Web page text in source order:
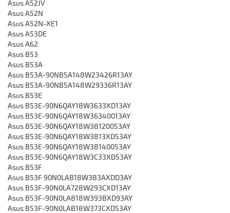
Asus A52JV
Asus A52N
Asus A52N-XE1
Asus A53DE
Asus A62
Asus B53
Asus B53A
Asus B53A-90NB5A148W23426R13AY
Asus B53A-90NB5A148W29336R13AY
Asus B53E
Asus B53E-90N6QAY18W3633XD13AY
Asus B53E-90N6QAY18W36340013AY
Asus B53E-90N6QAY18W38120053AY
Asus B53E-90N6QAY18W3813XD53AY
Asus B53E-90N6QAY18W38140053AY
Asus B53E-90N6QAY18W3C33XD53AY
Asus B53F
Asus B53F 90N0LAB18W3B3AXDD3AY
Asus B53F-90N0LA728W293CXD13AY
Asus B53F-90N0LA818W393BXD93AY
Asus B53F-90N0LAB18W373CXD53AY